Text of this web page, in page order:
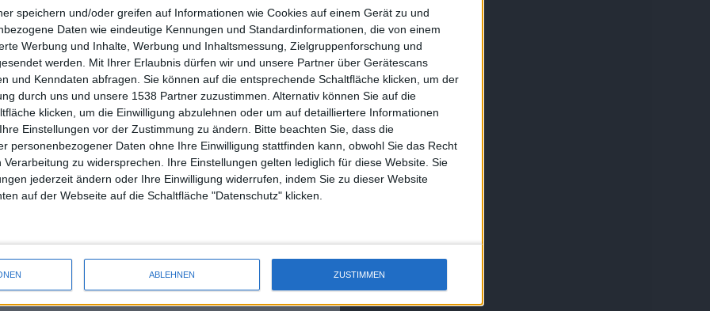
speichern und/oder greifen auf Informationen wie Cookies auf einem Gerät zu und
Daten wie eindeutige Kennungen und Standardinformationen, die von einem
Werbung und Inhalte, Werbung und Inhaltsmessung, Zielgruppenforschung und
werden.
Mit Ihrer Erlaubnis dürfen wir und unsere Partner über Gerätescans
und Kenndaten abfragen. Sie können auf die entsprechende Schaltfläche klicken, um der
durch uns und unsere 1538 Partner zuzustimmen. Alternativ können Sie auf die
klicken, um die Einwilligung abzulehnen oder um auf detailliertere Informationen
Einstellungen vor der Zustimmung zu ändern.
Bitte beachten Sie, dass die
personenbezogener Daten ohne Ihre Einwilligung stattfinden kann, obwohl Sie das Recht
Verarbeitung zu widersprechen. Ihre Einstellungen gelten lediglich für diese Website. Sie
jederzeit ändern oder Ihre Einwilligung widerrufen, indem Sie zu dieser Website
auf der Webseite auf die Schaltfläche "Datenschutz" klicken.
ABLEHNEN ZUSTIMMEN
beibehalten wird. Im September 2021 änderte
ein.Seitdem gibt es nur noch zwei Modelle mit 64 und
2020 vor.